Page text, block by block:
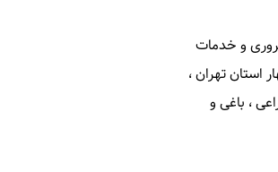
و خدمات
استان تهران ،
از ۱۵۰۰۰ هکتار اراضی زراعی ، باغی و